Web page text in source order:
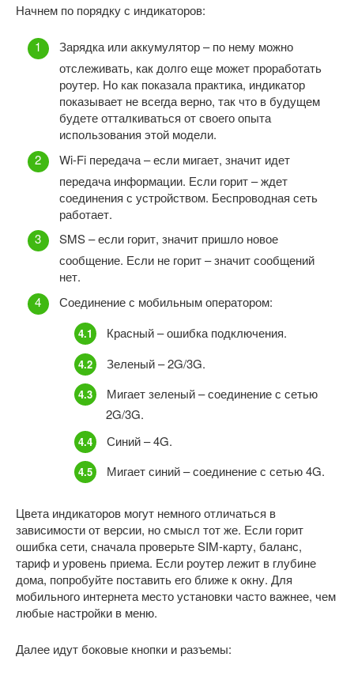
Начнем по порядку с индикаторов:
Зарядка или аккумулятор – по нему можно
отслеживать, как долго еще может проработать
роутер. Но как показала практика, индикатор
показывает не всегда верно, так что в будущем
будете отталкиваться от своего опыта
использования этой модели.
Wi-Fi передача – если мигает, значит идет
передача информации. Если горит – ждет
соединения с устройством. Беспроводная сеть
работает.
SMS – если горит, значит пришло новое
сообщение. Если не горит – значит сообщений
нет.
Соединение с мобильным оператором:
Красный – ошибка подключения.
Зеленый – 2G/3G.
Мигает зеленый – соединение с сетью
2G/3G.
Синий – 4G.
Мигает синий – соединение с сетью 4G.
Цвета индикаторов могут немного отличаться в
зависимости от версии, но смысл тот же. Если горит
ошибка сети, сначала проверьте SIM-карту, баланс,
тариф и уровень приема. Если роутер лежит в глубине
дома, попробуйте поставить его ближе к окну. Для
мобильного интернета место установки часто важнее, чем
любые настройки в меню.
Далее идут боковые кнопки и разъемы: